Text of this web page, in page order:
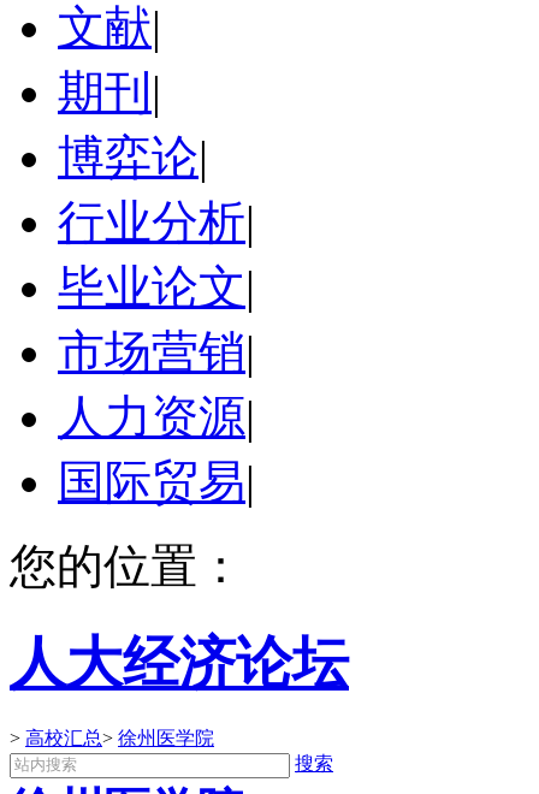
文献|
期刊 |
博弈论|
行业分析|
毕业论文|
市场营销|
人力资源|
国际贸易|
您的位置：
人大经济论坛
> 高校汇总> 徐州医学院
搜索